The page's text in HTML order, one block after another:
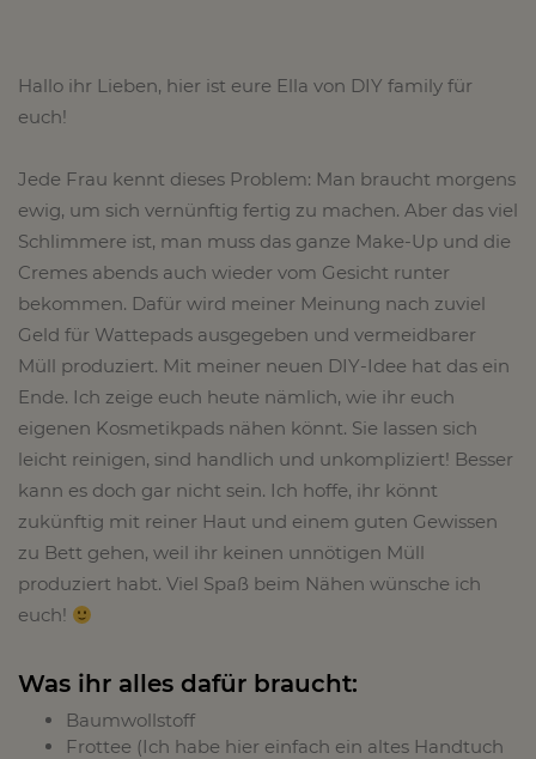
Hallo ihr Lieben, hier ist eure Ella von DIY family für
euch!
Jede Frau kennt dieses Problem: Man braucht morgens
ewig, um sich vernünftig fertig zu machen. Aber das viel
Schlimmere ist, man muss das ganze Make-Up und die
Cremes abends auch wieder vom Gesicht runter
bekommen. Dafür wird meiner Meinung nach zuviel
Geld für Wattepads ausgegeben und vermeidbarer
Müll produziert. Mit meiner neuen DIY-Idee hat das ein
Ende. Ich zeige euch heute nämlich, wie ihr euch
eigenen Kosmetikpads nähen könnt. Sie lassen sich
leicht reinigen, sind handlich und unkompliziert! Besser
kann es doch gar nicht sein. Ich hoffe, ihr könnt
zukünftig mit reiner Haut und einem guten Gewissen
zu Bett gehen, weil ihr keinen unnötigen Müll
produziert habt. Viel Spaß beim Nähen wünsche ich
euch!
Was ihr alles dafür braucht:
Baumwollstoff
Frottee (Ich habe hier einfach ein altes Handtuch